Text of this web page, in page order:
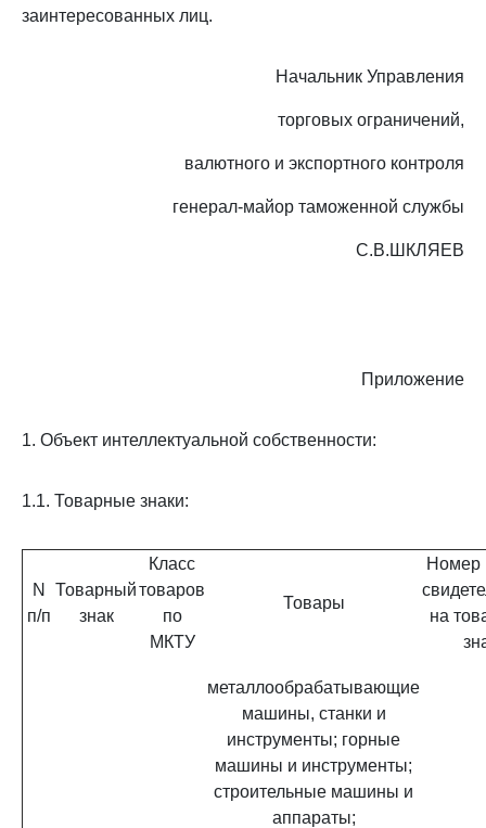
заинтересованных лиц.
Начальник Управления
торговых ограничений,
валютного и экспортного контроля
генерал-майор таможенной службы
С.В.ШКЛЯЕВ
Приложение
1. Объект интеллектуальной собственности:
1.1. Товарные знаки:
N
п/п
Товарный
знак
Класс
товаров
по
МКТУ
Товары
Номер
на
металлообрабатывающие
машины, станки и
инструменты; горные
машины и инструменты;
строительные машины и
аппараты;